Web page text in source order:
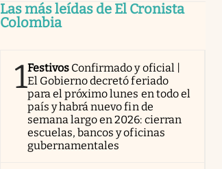
Las más leídas de El Cronista
Colombia
1Festivos Confirmado y oficial |
El Gobierno decretó feriado
para el próximo lunes en todo el
país y habrá nuevo fin de
semana largo en 2026: cierran
escuelas, bancos y oficinas
gubernamentales